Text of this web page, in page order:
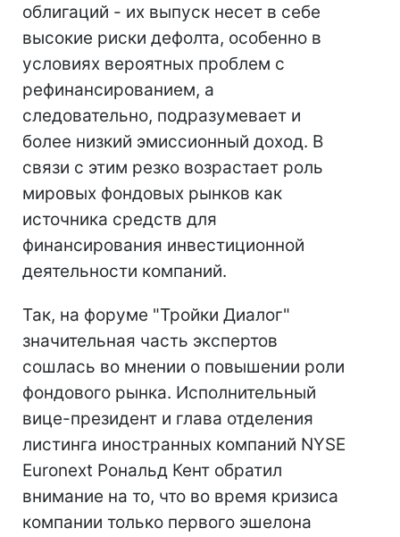
облигаций - их выпуск несет в себе
высокие риски дефолта, особенно в
условиях вероятных проблем с
рефинансированием, а
следовательно, подразумевает и
более низкий эмиссионный доход. В
связи с этим резко возрастает роль
мировых фондовых рынков как
источника средств для
финансирования инвестиционной
деятельности компаний.
Так, на форуме "Тройки Диалог"
значительная часть экспертов
сошлась во мнении о повышении роли
фондового рынка. Исполнительный
вице-президент и глава отделения
листинга иностранных компаний NYSE
Euronext Рональд Кент обратил
внимание на то, что во время кризиса
компании только первого эшелона